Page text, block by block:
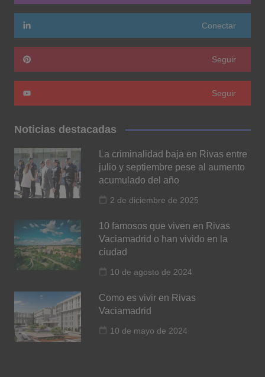
Conectar
Seguir
Seguir
Noticias destacadas
La criminalidad baja en Rivas entre
julio y septiembre pese al aumento
acumulado del año
2 de diciembre de 2025
10 famosos que viven en Rivas
Vaciamadrid o han vivido en la
ciudad
10 de agosto de 2024
Como es vivir en Rivas
Vaciamadrid
10 de mayo de 2024